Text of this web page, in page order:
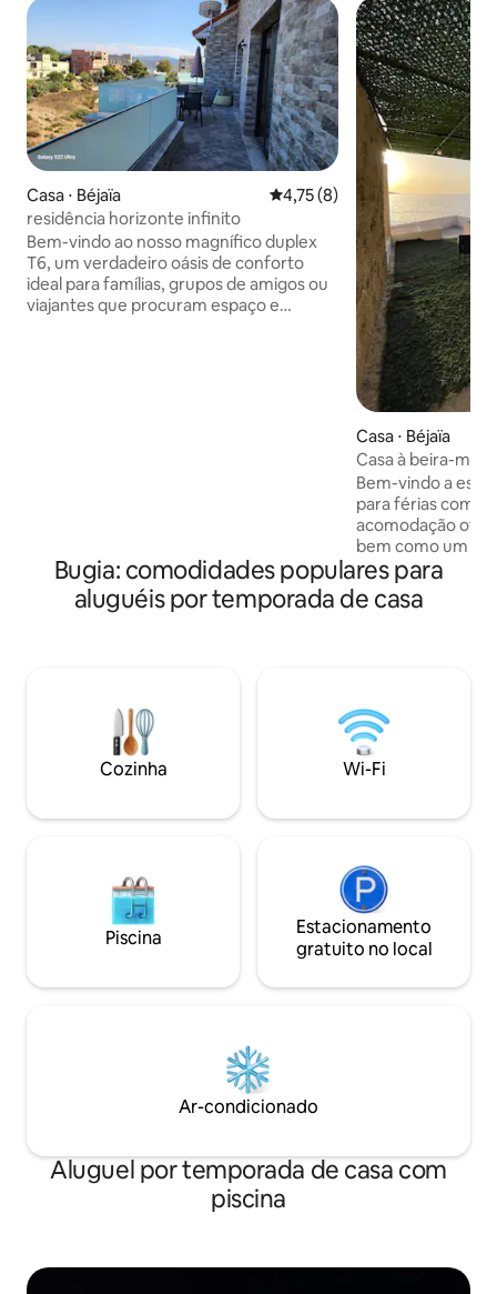
Casa ⋅ Béjaïa 4,75 de uma avaliação média
4,75 (8)
residência horizonte infinito
Bem-vindo ao nosso magnífico duplex
T6, um verdadeiro oásis de conforto
ideal para famílias, grupos de amigos ou
viajantes que procuram espaço e
Casa ⋅ Béjaïa
Casa à beira-mar
Bem-vindo a
para férias com a
acomodação
bem como um
ambiente é
para relaxar. A casa tem todas as
comodidades
banheiros, 1
Animais
Bugia: comodidades populares para
aluguéis por temporada de casa
Cozinha Wi-Fi
Piscina
Estacionamento
gratuito no local
Ar-condicionado
Aluguel por temporada de casa com
piscina